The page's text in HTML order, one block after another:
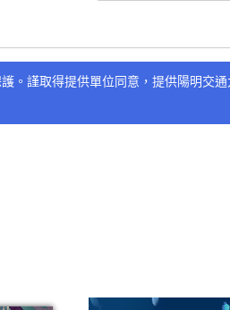
。謹取得提供單位同意，提供陽明交